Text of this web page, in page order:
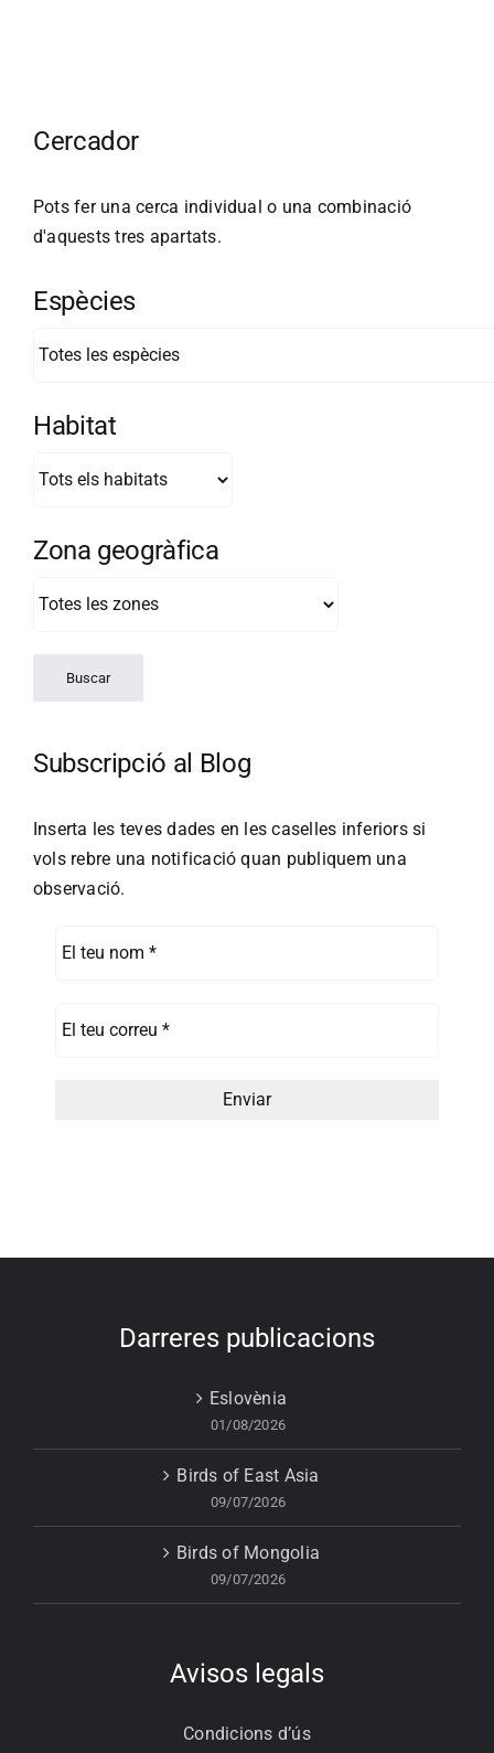
Cercador
Pots fer una cerca individual o una combinació
d'aquests tres apartats.
Espècies
Habitat
Zona geogràfica
Subscripció al Blog
Inserta les teves dades en les caselles inferiors si
vols rebre una notificació quan publiquem una
observació.
Darreres publicacions
Eslovènia
01/08/2026
Birds of East Asia
09/07/2026
Birds of Mongolia
09/07/2026
Avisos legals
Condicions d’ús